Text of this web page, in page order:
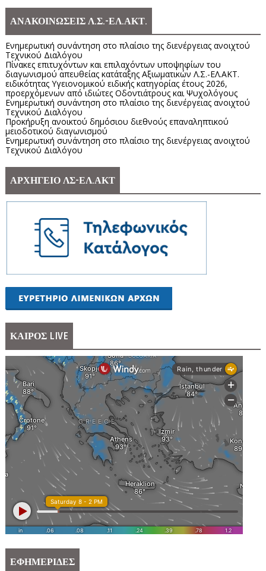
ΑΝΑΚΟΙΝΩΣΕΙΣ Λ.Σ.-ΕΛ.ΑΚΤ.
Ενημερωτική συνάντηση στο πλαίσιο της διενέργειας ανοιχτού
Τεχνικού Διαλόγου
Πίνακες επιτυχόντων και επιλαχόντων υποψηφίων του
διαγωνισμού απευθείας κατάταξης Αξιωματικών Λ.Σ.-ΕΛ.ΑΚΤ.
ειδικότητας Υγειονομικού ειδικής κατηγορίας έτους 2026,
προερχόμενων από ιδιώτες Οδοντιάτρους και Ψυχολόγους
Ενημερωτική συνάντηση στο πλαίσιο της διενέργειας ανοιχτού
Τεχνικού Διαλόγου
Προκήρυξη ανοικτού δημόσιου διεθνούς επαναληπτικού
μειοδοτικού διαγωνισμού
Ενημερωτική συνάντηση στο πλαίσιο της διενέργειας ανοιχτού
Τεχνικού Διαλόγου
ΑΡΧΗΓΕΙΟ ΛΣ-ΕΛ.ΑΚΤ
ΚΑΙΡΟΣ LIVE
ΕΦΗΜΕΡΙΔΕΣ